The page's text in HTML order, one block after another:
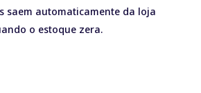
saem automaticamente da loja
o estoque zera.